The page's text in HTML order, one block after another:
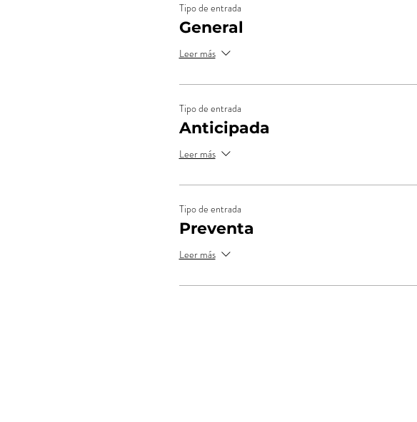
Tipo de entrada
General
Leer más
Tipo de entrada
Anticipada
Leer más
Tipo de entrada
Preventa
Leer más